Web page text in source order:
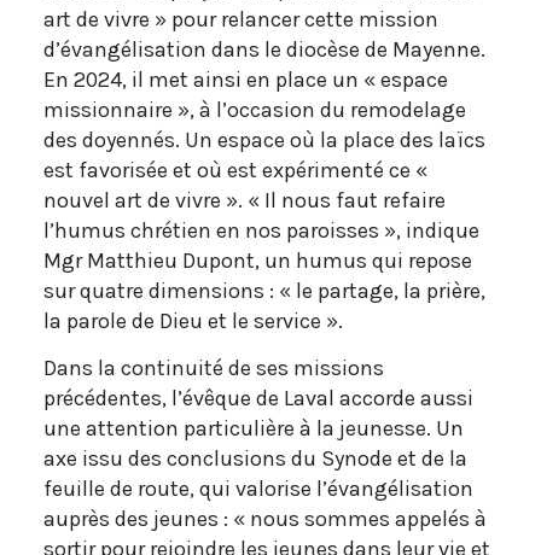
art de vivre » pour relancer cette mission
d’évangélisation dans le diocèse de Mayenne.
En 2024, il met ainsi en place un « espace
missionnaire », à l’occasion du remodelage
des doyennés. Un espace où la place des laïcs
est favorisée et où est expérimenté ce «
nouvel art de vivre ». « Il nous faut refaire
l’humus chrétien en nos paroisses », indique
Mgr Matthieu Dupont, un humus qui repose
sur quatre dimensions : « le partage, la prière,
la parole de Dieu et le service ».
Dans la continuité de ses missions
précédentes, l’évêque de Laval accorde aussi
une attention particulière à la jeunesse. Un
axe issu des conclusions du Synode et de la
feuille de route, qui valorise l’évangélisation
auprès des jeunes : « nous sommes appelés à
sortir pour rejoindre les jeunes dans leur vie et